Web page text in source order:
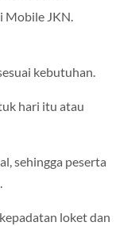
Mobile JKN.
kebutuhan.
hari itu atau
sehingga peserta
loket dan